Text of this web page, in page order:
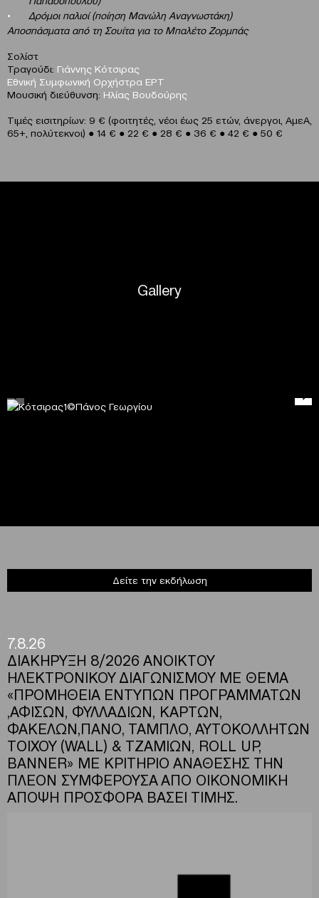
Δρόμοι παλιοί (ποίηση Μανώλη Αναγνωστάκη)
Αποσπάσματα από τη Σουίτα για το Μπαλέτο Ζορμπάς
Σολίστ
Τραγούδι: Γιάννης Κότσιρας
Εθνική Συμφωνική Ορχήστρα ΕΡΤ
Μουσική διεύθυνση: Ηλίας Βουδούρης
Τιμές εισιτηρίων: 9 € (φοιτητές, νέοι έως 25 ετών, άνεργοι, ΑμεΑ,
65+, πολύτεκνοι) ● 14 € ● 22 € ● 28 € ● 36 € ● 42 € ● 50 €
Gallery
Δείτε την εκδήλωση
7.8.26
ΔΙΑΚΗΡΥΞΗ 8/2026 ΑΝΟΙΚΤΟΥ
ΗΛΕΚΤΡΟΝΙΚΟΥ ΔΙΑΓΩΝΙΣΜΟΥ ΜΕ ΘΕΜΑ
«ΠΡΟΜΗΘΕΙΑ ΕΝΤΥΠΩΝ ΠΡΟΓΡΑΜΜΑΤΩΝ
,ΑΦΙΣΩΝ, ΦΥΛΛΑΔΙΩΝ, ΚΑΡΤΩΝ,
ΦΑΚΕΛΩΝ,ΠΑΝΟ, ΤΑΜΠΛΟ, ΑΥΤΟΚΟΛΛΗΤΩΝ
ΤΟΙΧΟΥ (WALL) & ΤΖΑΜΙΩΝ, ROLL UP,
BANNER» ΜΕ ΚΡΙΤΗΡΙΟ ΑΝΑΘΕΣΗΣ ΤΗΝ
ΠΛΕΟΝ ΣΥΜΦΕΡΟΥΣΑ ΑΠΟ ΟΙΚΟΝΟΜΙΚΗ
ΑΠΟΨΗ ΠΡΟΣΦΟΡΑ ΒΑΣΕΙ ΤΙΜΗΣ.